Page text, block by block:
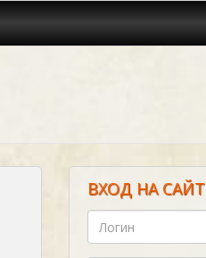
ВХОД НА САЙТ